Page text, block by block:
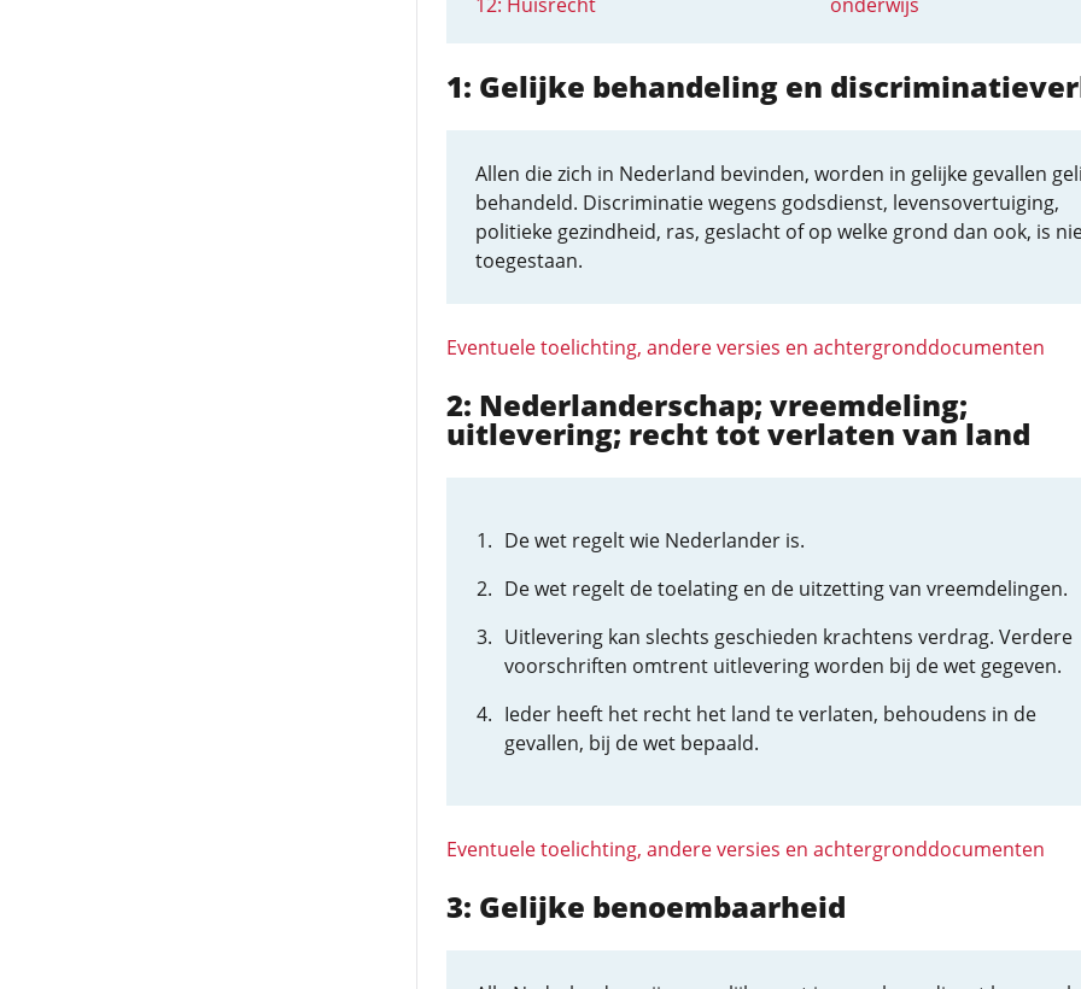
1: Gelijke behandeling en
Allen die zich in Nederland bevinden, worden in gelijke gevallen
behandeld. Discriminatie wegens godsdienst, levensovertuiging,
politieke gezindheid, ras, geslacht of op welke grond dan ook, is
toegestaan.
Eventuele toelichting, andere versies en achtergronddocumenten
2: Nederlanderschap; vreemdeling;
uitlevering; recht tot verlaten van land
De wet regelt wie Nederlander is.
De wet regelt de toelating en de uitzetting van vreemdelingen.
Uitlevering kan slechts geschieden krachtens verdrag. Verdere
voorschriften omtrent uitlevering worden bij de wet gegeven.
Ieder heeft het recht het land te verlaten, behoudens in de
gevallen, bij de wet bepaald.
Eventuele toelichting, andere versies en achtergronddocumenten
3: Gelijke benoembaarheid